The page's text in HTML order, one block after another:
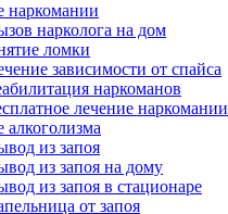
наркомании
нарколога на дом
ломки
зависимости от спайса
наркоманов
лечение наркомании
алкоголизма
из запоя
из запоя на дому
из запоя в стационаре
от запоя